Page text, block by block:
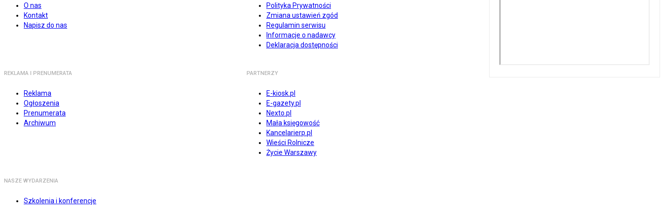
O nas
Kontakt
Napisz do nas
Polityka Prywatności
Zmiana ustawień zgód
Regulamin serwisu
Informacje o nadawcy
Deklaracja dostępności
REKLAMA I PRENUMERATA
Reklama
Ogłoszenia
Prenumerata
Archiwum
PARTNERZY
E-kiosk.pl
E-gazety.pl
Nexto.pl
Mała księgowość
Kancelarierp.pl
Wieści Rolnicze
Życie Warszawy
NASZE WYDARZENIA
Szkolenia i konferencje